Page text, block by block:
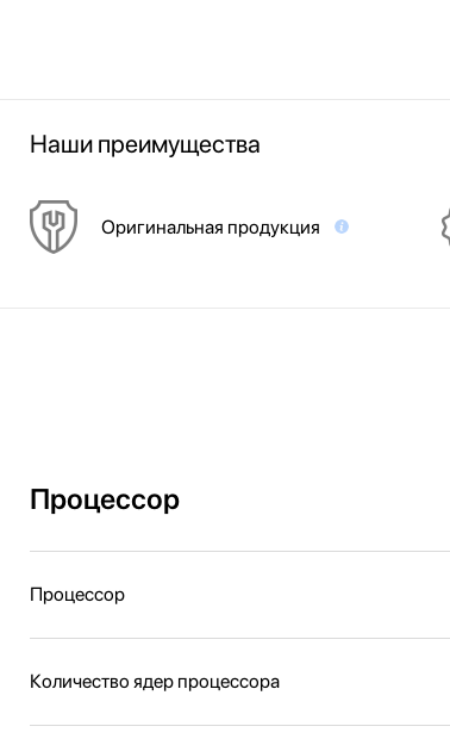
Наши преимущества
Оригинальная продукция
Процессор
Процессор
Количество ядер процессора